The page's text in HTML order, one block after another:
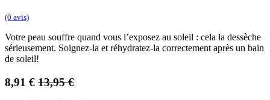
(0 avis)
Votre peau souffre quand vous l’exposez au soleil : cela la dessèche
sérieusement. Soignez-la et réhydratez-la correctement après un bain
de soleil!
8,91 € 13,95€